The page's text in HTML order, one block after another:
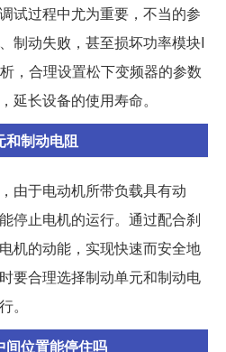
试过程中尤为重要，不当的参
制动失败，甚至损坏功率模块I
，合理设置松下变频器的参数
延长设备的使用寿命。
和制动电阻
由于电动机所带负载具有动
停止电机的运行。通过配合刹
机的动能，实现快速而安全地
要合理选择制动单元和制动电
。
间位置能停住吗